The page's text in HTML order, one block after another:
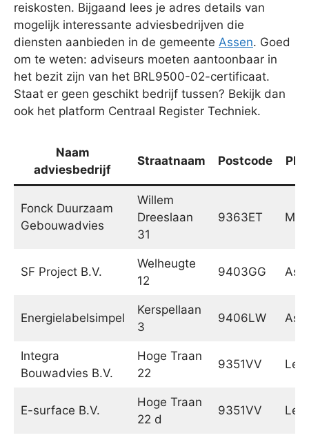
reiskosten. Bijgaand lees je adres details van
mogelijk interessante adviesbedrijven die
diensten aanbieden in de gemeente Assen. Goed
om te weten: adviseurs moeten aantoonbaar in
het bezit zijn van het BRL9500-02-certificaat.
Staat er geen geschikt bedrijf tussen? Bekijk dan
ook het platform Centraal Register Techniek.
Naam
adviesbedrijf
Straatnaam Postcode
Fonck Duurzaam
Gebouwadvies
Willem
Dreeslaan
31
9363ET
SF Project B.V.
Welheugte
12
9403GG
Energielabelsimpel
Kerspellaan
3
9406LW
Integra
Bouwadvies B.V.
Hoge Traan
22
9351VV
E-surface B.V.
Hoge Traan
22 d
9351VV